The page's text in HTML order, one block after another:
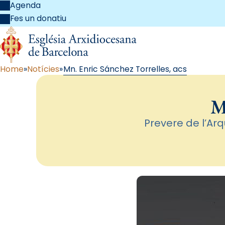
Agenda
Fes un donatiu
Home Notícies Mn. Enric Sánchez Torrelles, acs
Prevere de